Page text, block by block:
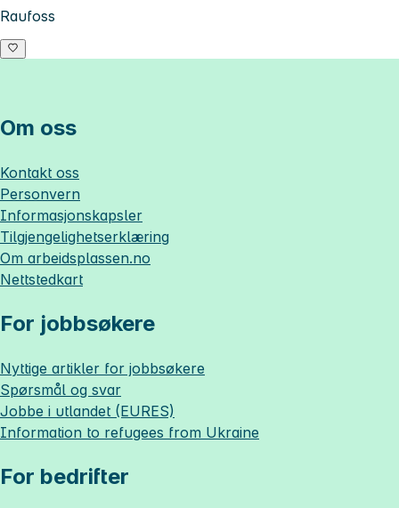
Raufoss
Om oss
Kontakt oss
Personvern
Informasjonskapsler
Tilgjengelighetserklæring
Om arbeidsplassen.no
Nettstedkart
For jobbsøkere
Nyttige artikler for jobbsøkere
Spørsmål og svar
Jobbe i utlandet (EURES)
Information to refugees from Ukraine
For bedrifter